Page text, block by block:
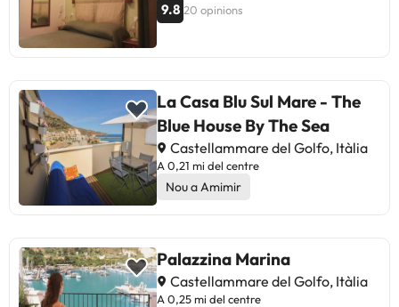
9.8 20 opinions
La Casa Blu Sul Mare - The
Blue House By The Sea
Castellammare del Golfo, Itàlia
A 0,21 mi del centre
Nou a Amimir
Palazzina Marina
Castellammare del Golfo, Itàlia
A 0,25 mi del centre